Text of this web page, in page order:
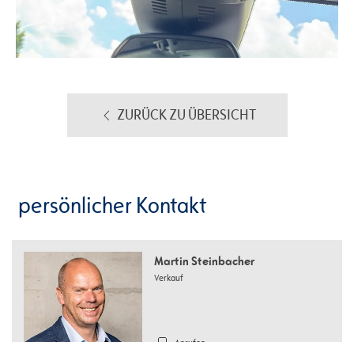
ZURÜCK ZU ÜBERSICHT
persönlicher Kontakt
Martin Steinbacher
Verkauf